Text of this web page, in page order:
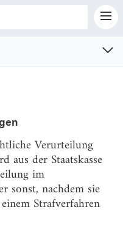
2049)
nach
Verurteilung
aus der Staatskasse
im
sonst, nachdem sie
Strafverfahren